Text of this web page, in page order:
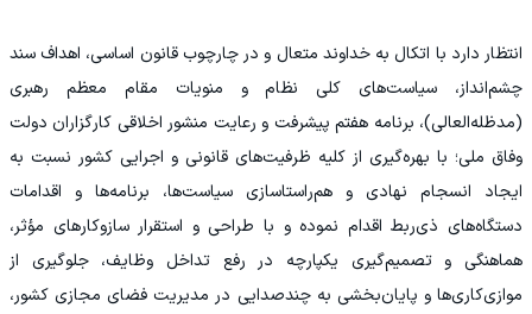
انتظار دارد با اتکال به خداوند متعال و در چارچوب قانون اساسی، اهداف سند
چشم‌انداز، سیاست‌های کلی نظام و منویات مقام معظم رهبری
(مدظله‌العالی)، برنامه هفتم پیشرفت و رعایت منشور اخلاقی کارگزاران دولت
وفاق ملی؛ با بهره‌گیری از کلیه ظرفیت‌های قانونی و اجرایی کشور نسبت به
ایجاد انسجام نهادی و هم‌راستاسازی سیاست‌ها، برنامه‌ها و اقدامات
دستگاه‌های ذی‌ربط اقدام نموده و با طراحی و استقرار سازوکارهای مؤثر،
هماهنگی و تصمیم‌گیری یکپارچه در رفع تداخل وظایف، جلوگیری از
موازی‌کاری‌ها و پایان‌بخشی به چندصدایی در مدیریت فضای مجازی کشور،